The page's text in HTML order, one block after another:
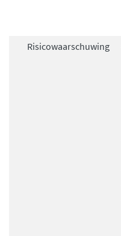
Risicowaarschuwing